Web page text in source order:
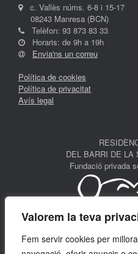
Valorem la teva
Fem servir cookies per
c. Vallès núms. 6-8 i 15-17
08243 Manresa (BCN)
Telèfon: 93 873 83 33
Horaris: de 9h a 19h
Envia'ns un correu
Política de cookies
Política de privacitat
Avís legal
DEL BARRI DE LA
Fundació privada